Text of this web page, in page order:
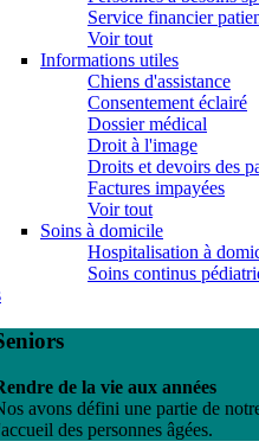
Service financier
Voir tout
Informations utiles
Chiens d'assistance
Consentement éclairé
Dossier médical
Droit à l'image
Droits et devoirs des
Factures impayées
Voir tout
Soins à domicile
Hospitalisation à
Soins continus
de la vie aux années
avons défini une partie de
des personnes âgées.